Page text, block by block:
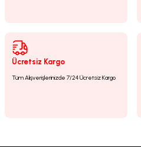
Ücretsiz Kargo
Tüm Alışverişlerinizde 7/24 Ücretsiz Kargo